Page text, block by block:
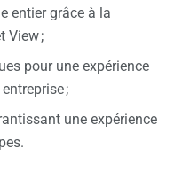
entier grâce à la
View ;
pour une expérience
;
une expérience